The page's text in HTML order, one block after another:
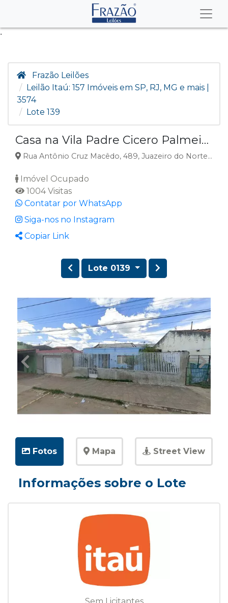
.
Frazão Leilões
Leilão Itaú: 157 Imóveis em SP, RJ, MG e mais |
3574
Lote 139
Casa na Vila Padre Cicero Palmeirinha, Juazeiro do Norte CE
Rua Antônio Cruz Macêdo, 489, Juazeiro do Norte, CE
Imóvel Ocupado
1004 Visitas
Contatar por WhatsApp
Siga-nos no Instagram
Copiar Link
Lote 0139
Fotos Mapa Street View
Informações sobre o Lote